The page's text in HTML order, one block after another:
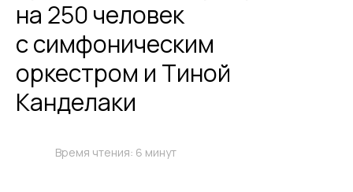
на 250 человек
с симфоническим
оркестром и Тиной
Канделаки
Время чтения: 6 минут